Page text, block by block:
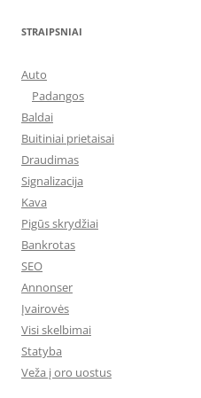
STRAIPSNIAI
Auto
Padangos
Baldai
Buitiniai prietaisai
Draudimas
Signalizacija
Kava
Pigūs skrydžiai
Bankrotas
SEO
Annonser
Įvairovės
Visi skelbimai
Statyba
Veža į oro uostus